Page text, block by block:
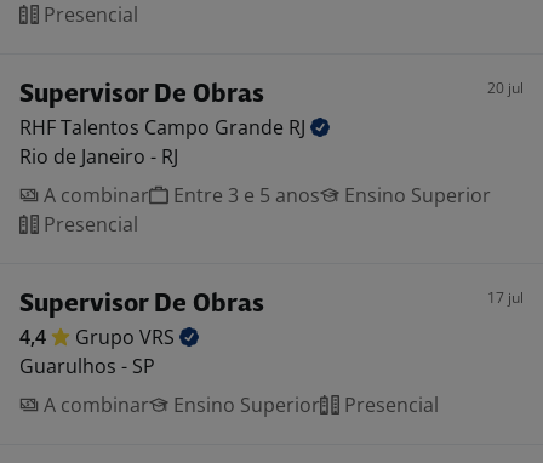
Presencial
Supervisor De Obras 20 jul
RHF Talentos Campo Grande RJ
Rio de Janeiro - RJ
A combinar
Entre 3 e 5 anos
Ensino Superior
Presencial
Supervisor De Obras 17 jul
4,4 Grupo VRS
Guarulhos - SP
A combinar
Ensino Superior Presencial